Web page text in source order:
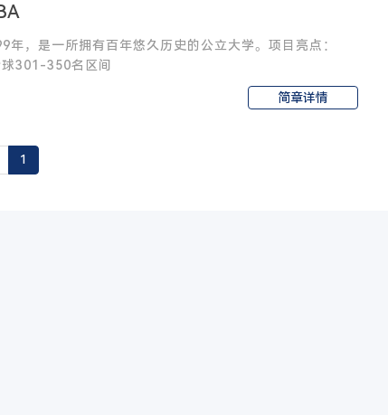
年，是一所拥有百年悠久历史的公立大学。项目亮点：
301-350名区间
简章详情
1